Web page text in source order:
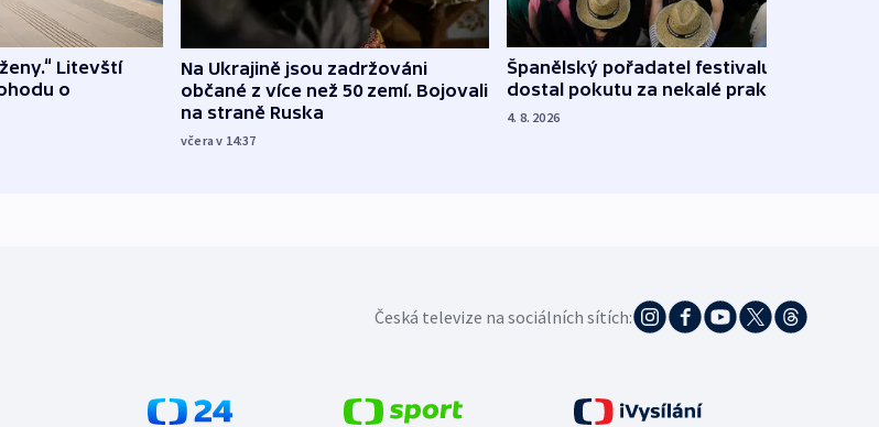
Litevští
o
Na Ukrajině jsou zadržováni
občané z více než 50 zemí. Bojovali
na straně Ruska
včera v 14:37
Španělský pořadatel festivalu
dostal pokutu za nekalé praktiky
4. 8. 2026
Česká televize na sociálních sítích: